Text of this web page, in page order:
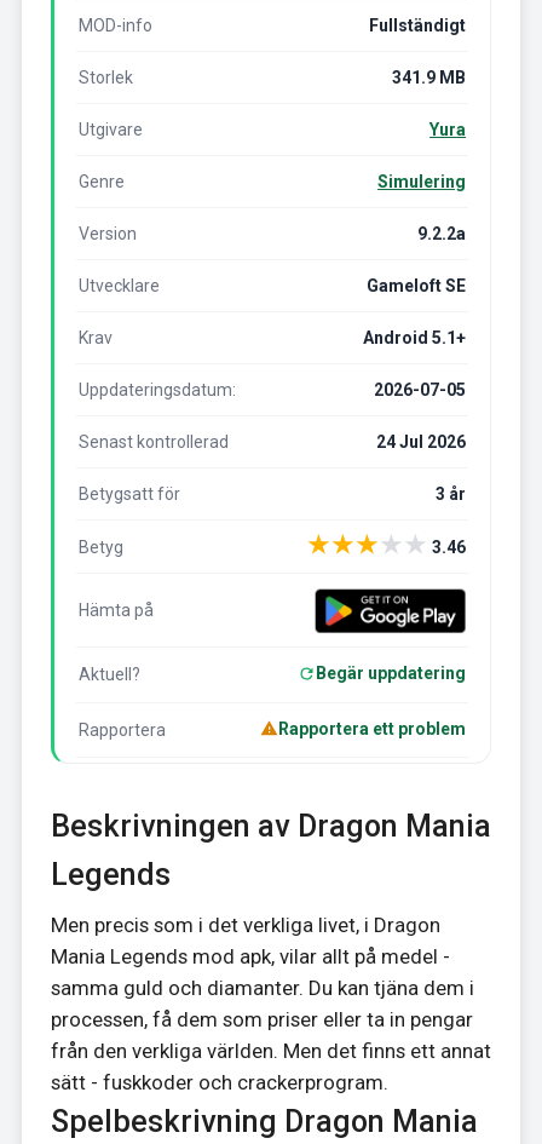
MOD-info Fullständigt
Storlek 341.9 MB
Utgivare Yura
Genre Simulering
Version 9.2.2a
Utvecklare Gameloft SE
Krav Android 5.1+
Uppdateringsdatum: 2026-07-05
Senast kontrollerad 24 Jul 2026
Betygsatt för 3 år
Betyg ★★★★★ 3.46
Hämta på
Aktuell? Begär uppdatering
Rapportera Rapportera ett problem
Beskrivningen av Dragon Mania
Legends
Men precis som i det verkliga livet, i Dragon
Mania Legends mod apk, vilar allt på medel -
samma guld och diamanter. Du kan tjäna dem i
processen, få dem som priser eller ta in pengar
från den verkliga världen. Men det finns ett annat
sätt - fuskkoder och crackerprogram.
Spelbeskrivning Dragon Mania